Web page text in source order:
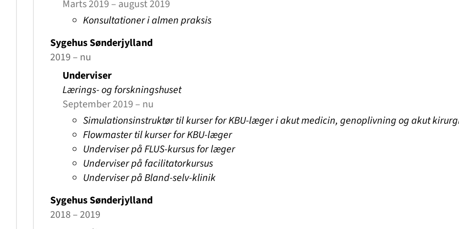
Marts 2019 – august 2019
Konsultationeri almen praksis
Sygehus Sønderjylland
2019 – nu
Underviser
Lærings- og forskningshuset
September 2019 – nu
Simulationsinstruktør til kurser for KBU-læger i akut medicin, genoplivning og akut
Flowmaster til kurser for KBU-læger
Underviser på FLUS-kursus for læger
Underviser på facilitatorkursus
Underviser på Bland-selv-klinik
Sygehus Sønderjylland
2018 – 2019